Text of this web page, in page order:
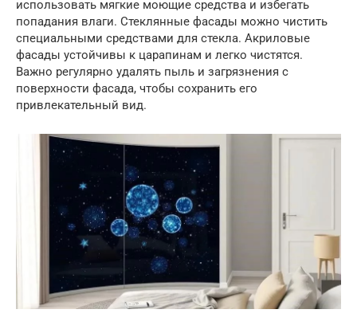
использовать мягкие моющие средства и избегать
попадания влаги. Стеклянные фасады можно чистить
специальными средствами для стекла. Акриловые
фасады устойчивы к царапинам и легко чистятся.
Важно регулярно удалять пыль и загрязнения с
поверхности фасада, чтобы сохранить его
привлекательный вид.